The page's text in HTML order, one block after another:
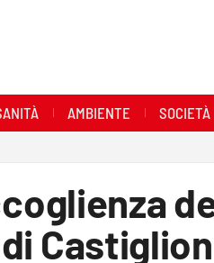
AMBIENTE SOCIETÀ